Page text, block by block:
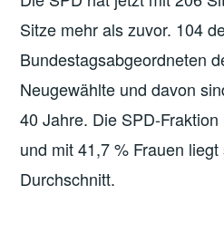
Sitze mehr als zuvor. 104
Bundestagsabgeordneten
Neugewählte und davon
40 Jahre. Die SPD-
und mit 41,7 % Frauen
Durchschnitt.